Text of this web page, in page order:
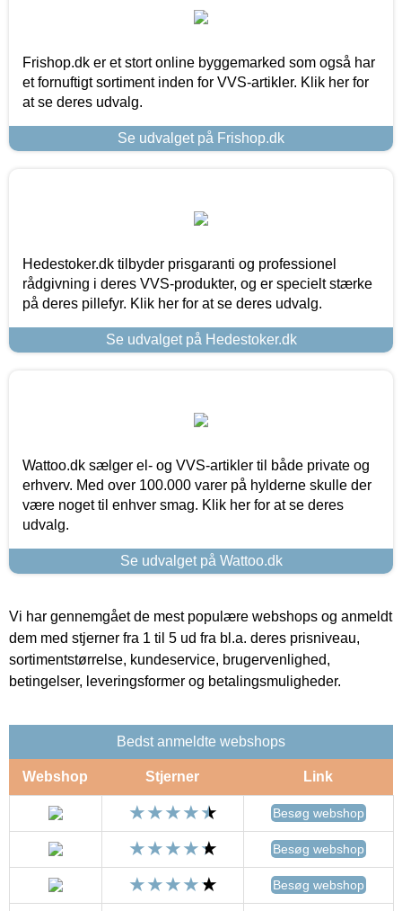
Frishop.dk er et stort online byggemarked som også har
et fornuftigt sortiment inden for VVS-artikler. Klik her for
at se deres udvalg.
Se udvalget på Frishop.dk
Hedestoker.dk tilbyder prisgaranti og professionel
rådgivning i deres VVS-produkter, og er specielt stærke
på deres pillefyr. Klik her for at se deres udvalg.
Se udvalget på Hedestoker.dk
Wattoo.dk sælger el- og VVS-artikler til både private og
erhverv. Med over 100.000 varer på hylderne skulle der
være noget til enhver smag. Klik her for at se deres
udvalg.
Se udvalget på Wattoo.dk
Vi har gennemgået de mest populære webshops og anmeldt
dem med stjerner fra 1 til 5 ud fra bl.a. deres prisniveau,
sortimentstørrelse, kundeservice, brugervenlighed,
betingelser, leveringsformer og betalingsmuligheder.
Bedst anmeldte webshops
Webshop Stjerner Link
Besøg webshop
Besøg webshop
Besøg webshop